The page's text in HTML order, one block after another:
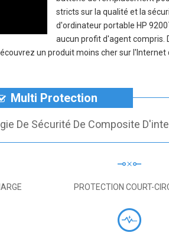
stricts sur la qualité et la
d'ordinateur portable HP
aucun profit d'agent compris.
un produit moins cher sur
Multi Protection
De Sécurité De Composite
PROTECTION COURT-